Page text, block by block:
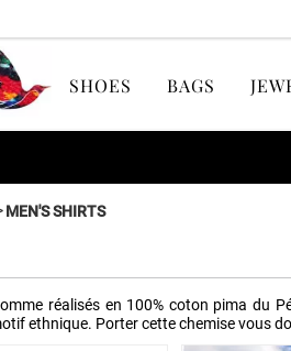
SHOES BAGS
MEN'S SHIRTS
réalisés en 100% coton pima du
ethnique. Porter cette chemise vous